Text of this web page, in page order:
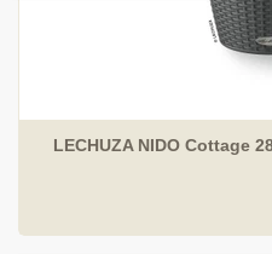
LECHUZA NIDO Cottage